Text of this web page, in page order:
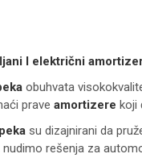
I električni
obuhvata
prave amortizere koji
su dizajnirani da
rešenja za